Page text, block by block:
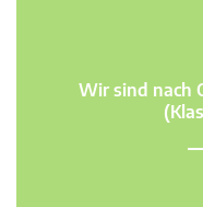
Wir sind nach